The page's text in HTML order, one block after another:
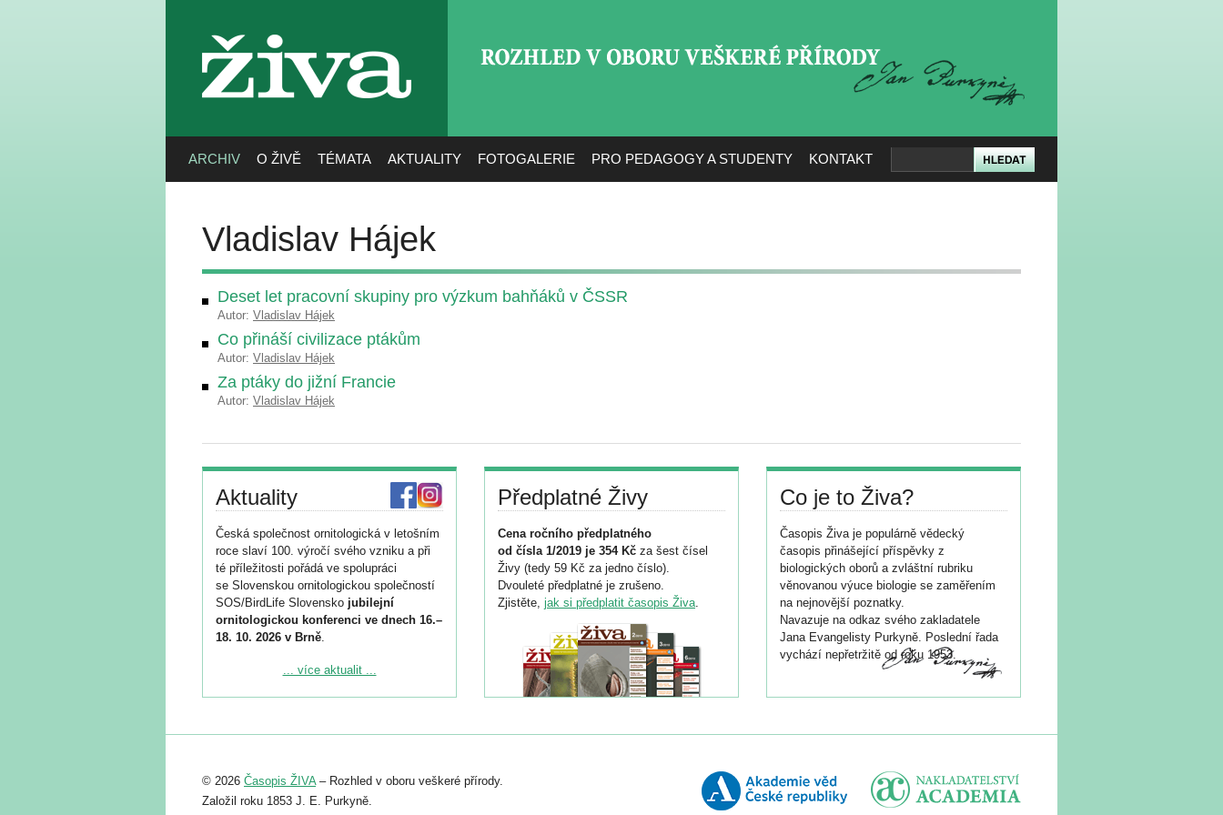
živa
ARCHIV O ŽIVĚ TÉMATA AKTUALITY FOTOGALERIE PRO PEDAGOGY A STUDENTY KONTAKT
Vladislav Hájek
Deset let pracovní skupiny pro výzkum bahňáků v ČSSR
Autor: Vladislav Hájek
Co přináší civilizace ptákům
Autor: Vladislav Hájek
Za ptáky do jižní Francie
Autor: Vladislav Hájek
Aktuality
Česká společnost ornitologická v letošním
roce slaví 100. výročí svého vzniku a při
té příležitosti pořádá ve spolupráci
se Slovenskou ornitologickou společností
SOS/BirdLife Slovensko jubilejní
ornitologickou konferenci ve dnech 16.–
18. 10. 2026 v Brně.
Podrobnější informace ke konferenci
Registrovat se můžete do 6. září.
abstraktu přihlášené přednášky nebo
posteru je už 30. června.
... více aktualit ...
Předplatné Živy
Cena ročního předplatného
od čísla 1/2019 je 354 Kč za šest čísel
Živy (tedy 59 Kč za jedno číslo).
Dvouleté předplatné je zrušeno.
Zjistěte, jak si předplatit časopis Živa.
Co je to Živa?
Časopis Živa je populárně vědecký
časopis přinášející příspěvky z
biologických oborů a zvláštní rubriku
věnovanou výuce biologie se zaměřením
na nejnovější poznatky.
Navazuje na odkaz svého zakladatele
Jana Evangelisty Purkyně. Poslední řada
vychází nepřetržitě od roku 1953.
© 2026 Časopis ŽIVA– Rozhled v oboru veškeré přírody.
Založil roku 1853 J. E. Purkyně.